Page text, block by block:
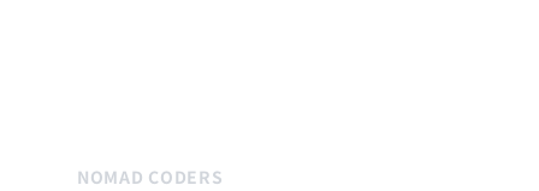
NOMAD CODERS